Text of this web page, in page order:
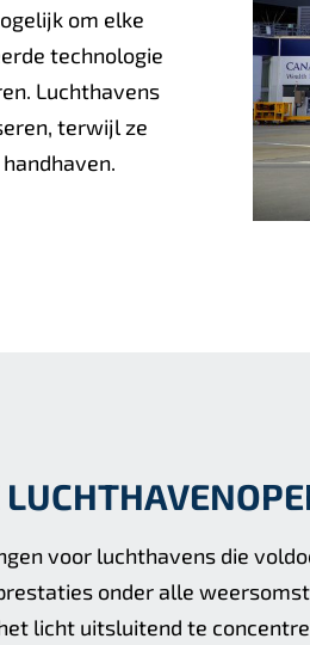
om elke
technologie
Luchthavens
terwijl ze
voor luchthavens die
onder alle
licht uitsluitend te